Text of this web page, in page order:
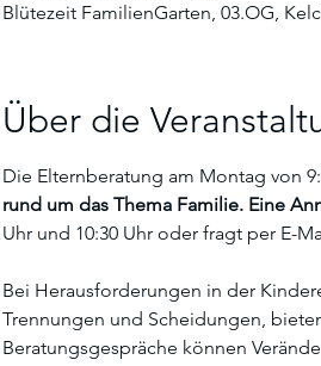
Blütezeit FamilienGarten, 03.OG,
Über die
Die Elternberatung am Montag von
rund um das Thema Familie. Eine
Uhr und 10:30 Uhr oder fragt per E-
Bei Herausforderungen in der
Trennungen und Scheidungen,
Beratungsgespräche können